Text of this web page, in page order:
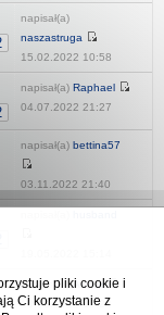
napisał(a)
naszastruga
15.02.2022 10:58
napisał(a) Raphael
04.07.2022 21:27
napisał(a) bettina57
03.11.2022 21:40
napisał(a)Asidar
10.08.2022 18:24
pliki cookie i
Ci korzystanie z